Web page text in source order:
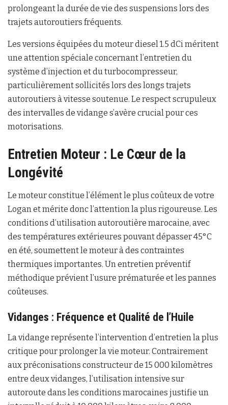
prolongeant la durée de vie des suspensions lors des
trajets autoroutiers fréquents.
Les versions équipées du moteur diesel 1.5 dCi méritent
une attention spéciale concernant l’entretien du
système d’injection et du turbocompresseur,
particulièrement sollicités lors des longs trajets
autoroutiers à vitesse soutenue. Le respect scrupuleux
des intervalles de vidange s’avère crucial pour ces
motorisations.
Entretien Moteur : Le Cœur de la
Longévité
Le moteur constitue l’élément le plus coûteux de votre
Logan et mérite donc l’attention la plus rigoureuse. Les
conditions d’utilisation autoroutière marocaine, avec
des températures extérieures pouvant dépasser 45°C
en été, soumettent le moteur à des contraintes
thermiques importantes. Un entretien préventif
méthodique prévient l’usure prématurée et les pannes
coûteuses.
Vidanges : Fréquence et Qualité de l’Huile
La vidange représente l’intervention d’entretien la plus
critique pour prolonger la vie moteur. Contrairement
aux préconisations constructeur de 15 000 kilomètres
entre deux vidanges, l’utilisation intensive sur
autoroute dans les conditions marocaines justifie un